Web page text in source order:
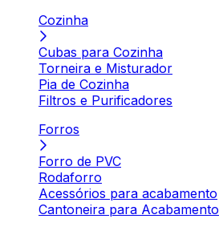
Cozinha
Cubas para Cozinha
Torneira e Misturador
Pia de Cozinha
Filtros e Purificadores
Forros
Forro de PVC
Rodaforro
Acessórios para acabamento
Cantoneira para Acabamento